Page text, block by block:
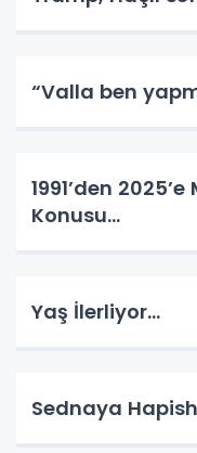
“Valla ben
1991’den
Konusu…
Yaş İlerliyor…
Sednaya